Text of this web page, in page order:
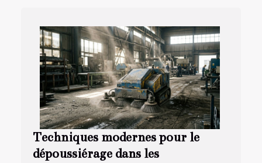
Techniques modernes pour le
dépoussiérage dans les